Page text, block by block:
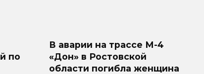
по
В аварии на трассе М-4
«Дон» в Ростовской
области погибла женщина